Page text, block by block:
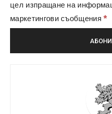
цел изпращане на
маркетингови съобщения*